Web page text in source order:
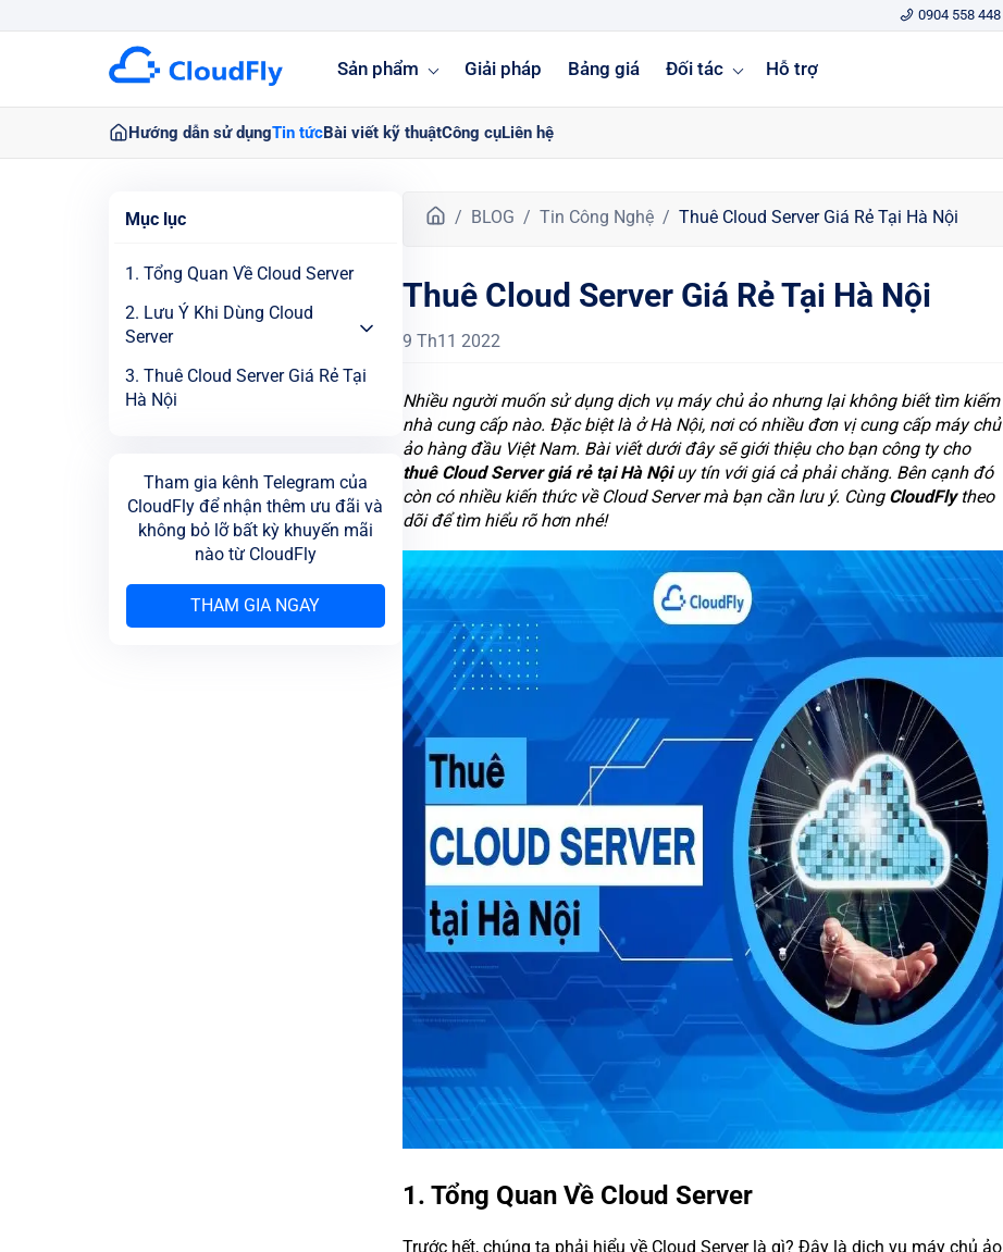
0904 558 448
Sản phẩm Giải pháp Bảng giá Đối tác Hỗ trợ
Hướng dẫn sử dụngTin tứcBài viết kỹ thuậtCông cụLiên hệ
Mục lục
1. Tổng Quan Về Cloud Server
2. Lưu Ý Khi Dùng Cloud
Server
3. Thuê Cloud Server Giá Rẻ Tại
Hà Nội
Tham gia kênh Telegram của
CloudFly để nhận thêm ưu đãi và
không bỏ lỡ bất kỳ khuyến mãi
nào từ CloudFly
THAM GIA NGAY
T
n
g
c
BLOG Tin Công Nghệ Thuê Cloud Server Giá Rẻ Tại Hà Nội
Thuê Cloud Server Giá Rẻ Tại Hà Nội
9 Th11 2022
Nhiều người muốn sử dụng dịch vụ máy chủ ảo nhưng lại không biết tìm kiếm
nhà cung cấp nào. Đặc biệt là ở Hà Nội, nơi có nhiều đơn vị cung cấp máy chủ
ảo hàng đầu Việt Nam. Bài viết dưới đây sẽ giới thiệu cho bạn công ty cho
thuê Cloud Server giá rẻ tại Hà Nộiuy tín với giá cả phải chăng. Bên cạnh đó
còn có nhiều kiến thức về Cloud Server mà bạn cần lưu ý. Cùng CloudFlytheo
dõi để tìm hiểu rõ hơn nhé!
1. Tổng Quan Về Cloud Server
Trước hết, chúng ta phải hiểu về Cloud Server là gì? Đây là dịch vụ máy chủ ảo